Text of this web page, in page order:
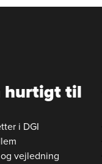
hurtigt til
i DGI
og vejledning